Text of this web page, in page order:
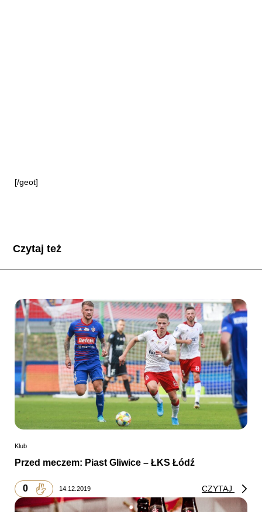
[/geot]
Czytaj też
Klub
Przed meczem: Piast Gliwice – ŁKS Łódź
0 14.12.2019 CZYTAJ